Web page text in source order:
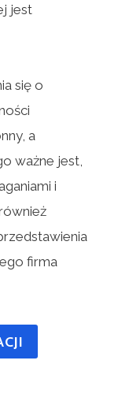
jest
się o
a
ważne jest,
i
firma